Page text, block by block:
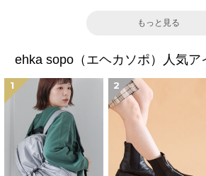
もっと見る
ehka sopo（エヘカソポ）人気ア
1 2